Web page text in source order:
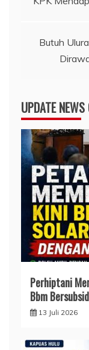
pos
Butuh
UPDATE
Perhiptani
Bbm
13 Juli 2026